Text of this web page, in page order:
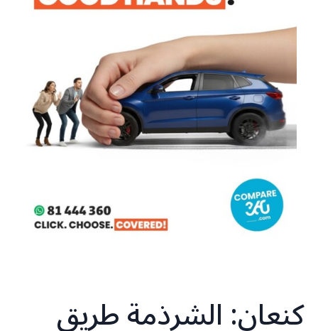
كنعان: الشرذمة طريق